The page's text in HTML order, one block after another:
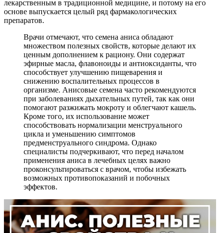
лекарственным в традиционной медицине, и потому на его
основе выпускается целый ряд фармакологических
препаратов.
Врачи отмечают, что семена аниса обладают
множеством полезных свойств, которые делают их
ценным дополнением к рациону. Они содержат
эфирные масла, флавоноиды и антиоксиданты, что
способствует улучшению пищеварения и
снижению воспалительных процессов в
организме. Анисовые семена часто рекомендуются
при заболеваниях дыхательных путей, так как они
помогают разжижать мокроту и облегчают кашель.
Кроме того, их использование может
способствовать нормализации менструального
цикла и уменьшению симптомов
предменструального синдрома. Однако
специалисты подчеркивают, что перед началом
применения аниса в лечебных целях важно
проконсультироваться с врачом, чтобы избежать
возможных противопоказаний и побочных
эффектов.